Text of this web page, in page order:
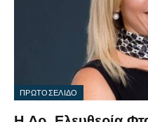
ΠΡΩΤΟΣΕΛΙΔΟ